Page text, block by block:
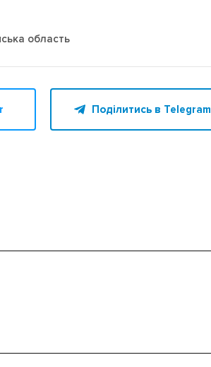
область
Поділитись в Telegram